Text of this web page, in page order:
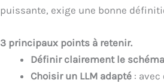
puissante, exige une bonne
3 principaux points à retenir.
Définir clairement le schéma
Choisir un LLM adapté : avec